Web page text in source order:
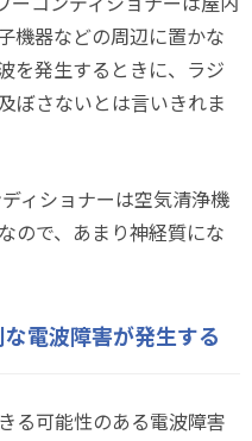
機器などの周辺に置かな
を発生するときに、ラジ
ぼさないとは言いきれま
ィショナーは空気清浄機
ので、あまり神経質にな
電波障害が発生する
る可能性のある電波障害